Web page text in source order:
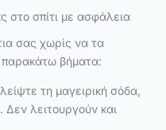
στο σπίτι με ασφάλεια
σας χωρίς να τα
βήματα:
τη μαγειρική σόδα,
λειτουργούν και